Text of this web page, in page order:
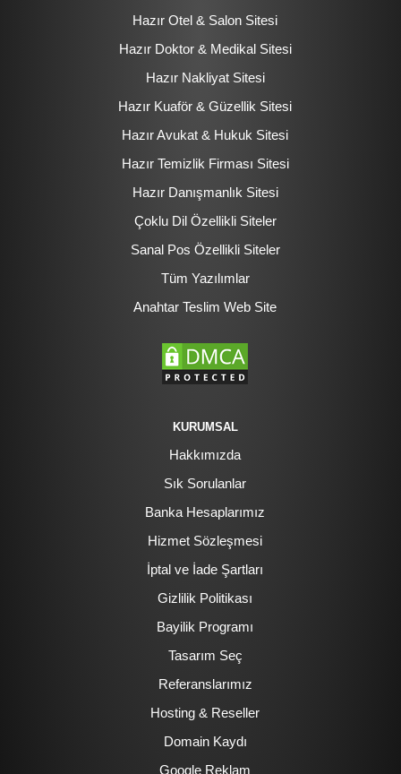
Hazır Otel & Salon Sitesi
Hazır Doktor & Medikal Sitesi
Hazır Nakliyat Sitesi
Hazır Kuaför & Güzellik Sitesi
Hazır Avukat & Hukuk Sitesi
Hazır Temizlik Firması Sitesi
Hazır Danışmanlık Sitesi
Çoklu Dil Özellikli Siteler
Sanal Pos Özellikli Siteler
Tüm Yazılımlar
Anahtar Teslim Web Site
KURUMSAL
Hakkımızda
Sık Sorulanlar
Banka Hesaplarımız
Hizmet Sözleşmesi
İptal ve İade Şartları
Gizlilik Politikası
Bayilik Programı
Tasarım Seç
Referanslarımız
Hosting & Reseller
Domain Kaydı
Google Reklam